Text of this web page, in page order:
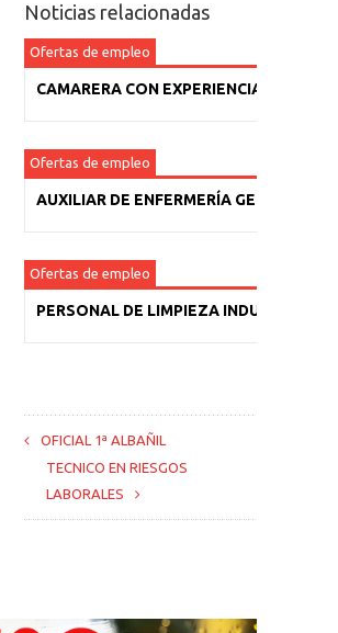
Noticias relacionadas
Ofertas de empleo
CAMARERA CON EXPERIENCIA
Ofertas de empleo
AUXILIAR DE ENFERMERÍA GERIÁTRICA
Ofertas de empleo
PERSONAL DE LIMPIEZA INDUSTRIAL
OFICIAL 1ª ALBAÑIL
TECNICO EN RIESGOS
LABORALES